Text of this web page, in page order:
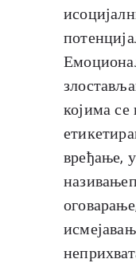
којима
вређање,